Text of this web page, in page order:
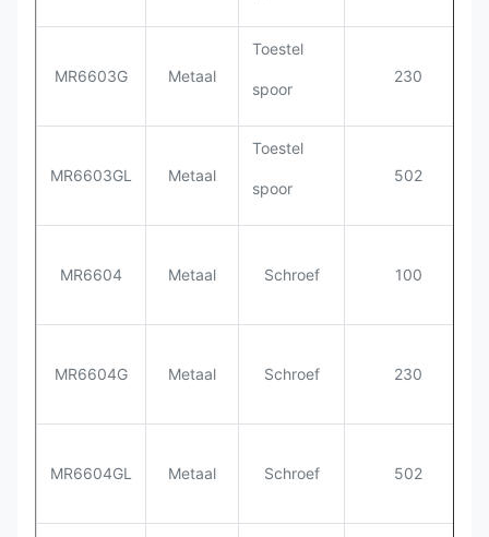
MR6603G Metaal
Toestel
spoor
230
MR6603GL Metaal
Toestel
spoor
502
MR6604 Metaal Schroef 100
MR6604G Metaal Schroef 230
MR6604GL Metaal Schroef 502